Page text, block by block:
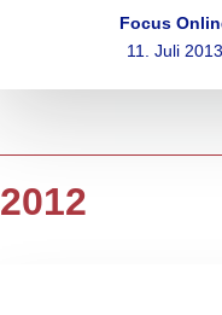
Focus
11. Juli 2013
2012